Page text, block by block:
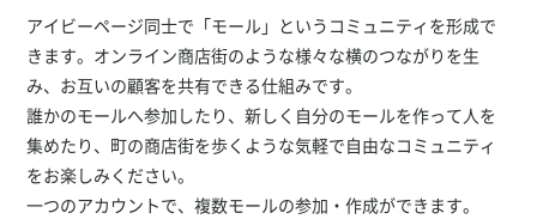
アイビーページ同士で「モール」というコミュニティを形成で
きます。オンライン商店街のような様々な横のつながりを生
み、お互いの顧客を共有できる仕組みです。
誰かのモールへ参加したり、新しく自分のモールを作って人を
集めたり、町の商店街を歩くような気軽で自由なコミュニティ
をお楽しみください。
一つのアカウントで、複数モールの参加・作成ができます。